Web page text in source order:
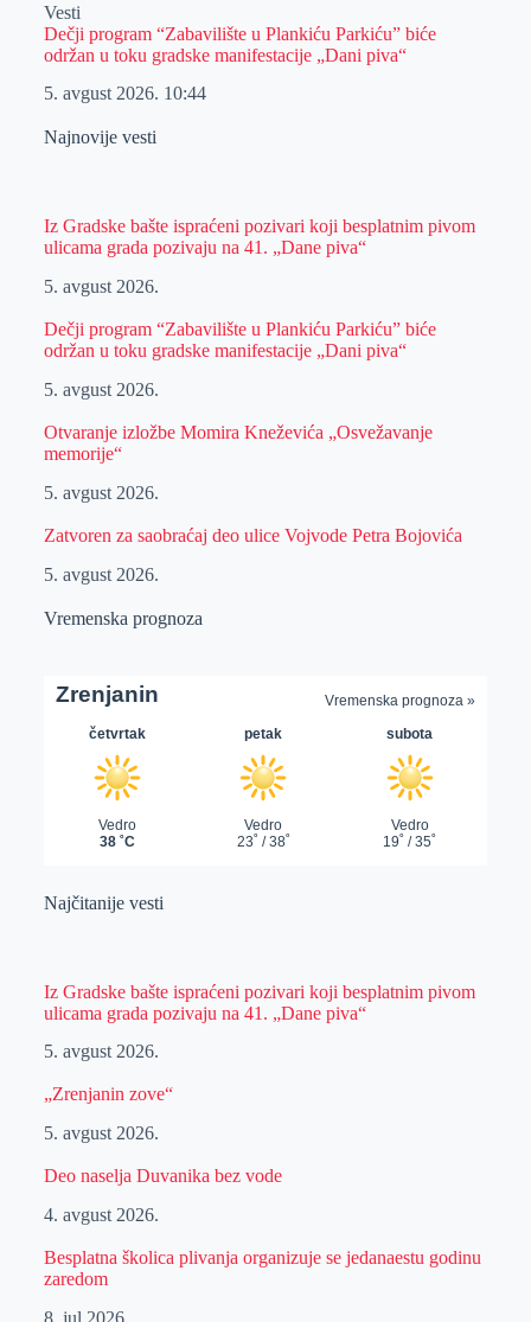
Vesti
Dečji program “Zabavilište u Plankiću Parkiću” biće
održan u toku gradske manifestacije „Dani piva“
5. avgust 2026. 10:44
Najnovije vesti
Iz Gradske bašte ispraćeni pozivari koji besplatnim pivom
ulicama grada pozivaju na 41. „Dane piva“
5. avgust 2026.
Dečji program “Zabavilište u Plankiću Parkiću” biće
održan u toku gradske manifestacije „Dani piva“
5. avgust 2026.
Otvaranje izložbe Momira Kneževića „Osvežavanje
memorije“
5. avgust 2026.
Zatvoren za saobraćaj deo ulice Vojvode Petra Bojovića
5. avgust 2026.
Vremenska prognoza
Najčitanije vesti
Iz Gradske bašte ispraćeni pozivari koji besplatnim pivom
ulicama grada pozivaju na 41. „Dane piva“
5. avgust 2026.
„Zrenjanin zove“
5. avgust 2026.
Deo naselja Duvanika bez vode
4. avgust 2026.
Besplatna školica plivanja organizuje se jedanaestu godinu
zaredom
8. jul 2026.